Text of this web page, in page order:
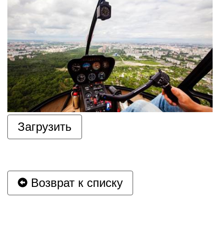
Загрузить
Возврат к списку